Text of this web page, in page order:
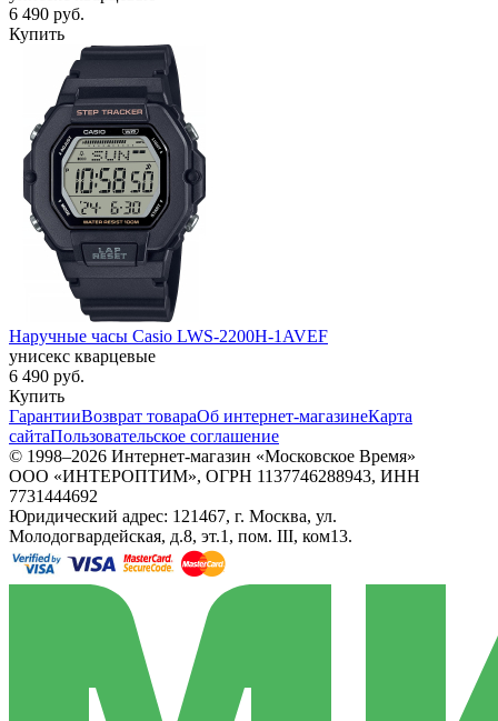
6 490 руб.
Купить
Наручные часы Casio LWS-2200H-1AVEF
унисекс кварцевые
6 490 руб.
Купить
ГарантииВозврат товараОб интернет-магазинеКарта
сайтаПользовательское соглашение
© 1998–2026 Интернет-магазин «Московское Время»
ООО «ИНТЕРОПТИМ», ОГРН 1137746288943, ИНН
7731444692
Юридический адрес: 121467, г. Москва, ул.
Молодогвардейская, д.8, эт.1, пом. III, ком13.